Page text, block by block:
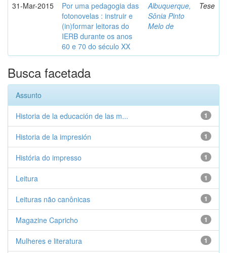
31-Mar-2015
Por uma pedagogia das
fotonovelas : instruir e
(in)formar leitoras do
IERB durante os anos
60 e 70 do século XX
Albuquerque,
Sônia Pinto
Melo de
Tese
Busca facetada
Assunto
1
Historia de la educación de las m...
1
Historia de la impresión
1
História do impresso
1
Leitura
1
Leituras não canônicas
1
Magazine Capricho
1
Mulheres e literatura